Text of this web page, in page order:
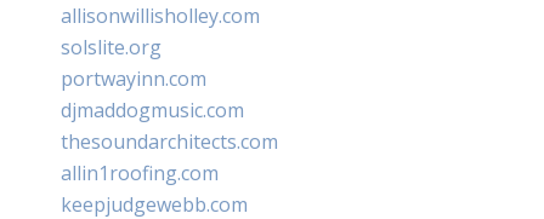
allisonwillisholley.com
solslite.org
portwayinn.com
djmaddogmusic.com
thesoundarchitects.com
allin1roofing.com
keepjudgewebb.com